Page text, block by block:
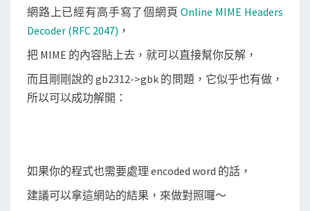
網路上已經有高手寫了個網頁Online MIME Headers
Decoder (RFC 2047) ，
把 MIME 的內容貼上去，就可以直接幫你反解，
而且剛剛說的 gb2312->gbk 的問題，它似乎也有做，
所以可以成功解開：
如果你的程式也需要處理 encoded word 的話，
建議可以拿這網站的結果，來做對照囉～